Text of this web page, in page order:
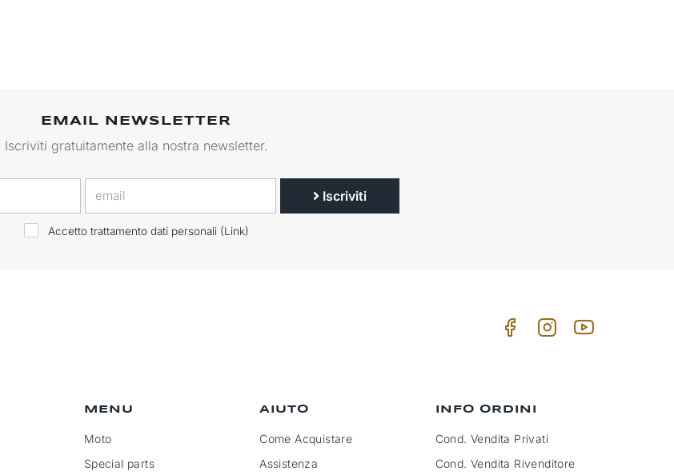
EMAIL NEWSLETTER
Iscriviti gratuitamente alla nostra newsletter.
Iscriviti
Accetto trattamento dati personali (Link)
MENU
Moto
Special parts
AIUTO
Come Acquistare
Assistenza
INFO ORDINI
Cond. Vendita Privati
Cond. Vendita Rivenditore